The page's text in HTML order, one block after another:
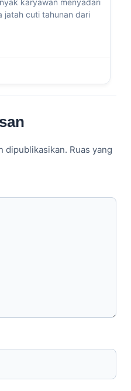
karyawan menyadari
jatah cuti tahunan dari
dipublikasikan. Ruas yang